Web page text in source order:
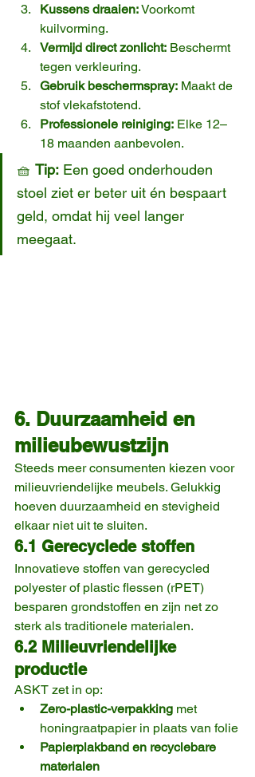
Kussens draaien: Voorkomt
kuilvorming.
Vermijd direct zonlicht: Beschermt
tegen verkleuring.
Gebruik beschermspray: Maakt de
stof vlekafstotend.
Professionele reiniging: Elke 12–
18 maanden aanbevolen.
🧺 Tip: Een goed onderhouden
stoel ziet er beter uit én bespaart
geld, omdat hij veel langer
meegaat.
6. Duurzaamheid en
milieubewustzijn
Steeds meer consumenten kiezen voor
milieuvriendelijke meubels. Gelukkig
hoeven duurzaamheid en stevigheid
elkaar niet uit te sluiten.
6.1 Gerecyclede stoffen
Innovatieve stoffen van gerecycled
polyester of plastic flessen (rPET)
besparen grondstoffen en zijn net zo
sterk als traditionele materialen.
6.2 Milieuvriendelijke
productie
ASKT zet in op:
Zero-plastic-verpakking met
honingraatpapier in plaats van folie
Papierplakband en recyclebare
materialen